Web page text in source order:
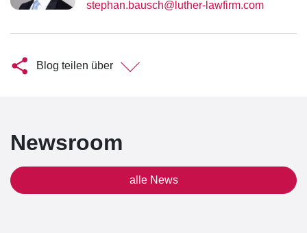
stephan.bausch@luther-lawfirm.com
Blog teilen über
Newsroom
alle News